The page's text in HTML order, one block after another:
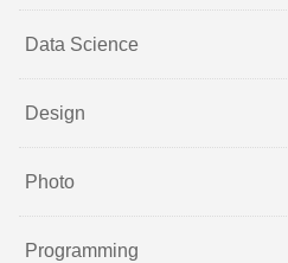
Data Science
Design
Photo
Programming